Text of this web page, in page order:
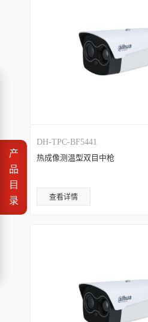
产
品
目
录
DH-TPC-BF5441
热成像测温型双目中枪
查看详情